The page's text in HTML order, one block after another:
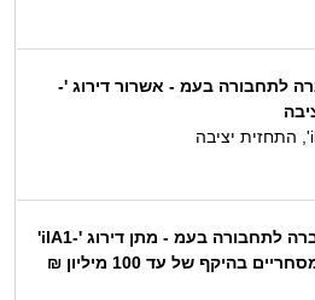
לתחבורה בעמ - אשרור דירוג '-
דירוג הנפקה: אגד חברה לתחבורה בעמ - מתן דירוג '-ilA1'
להנפקת ניירות ערך מסחריים בהיקף של עד 100 מיליון ₪